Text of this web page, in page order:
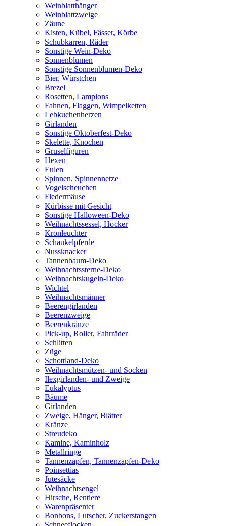
Weinblatthänger
Weinblattzweige
Zäune
Kisten, Kübel, Fässer, Körbe
Schubkarren, Räder
Sonstige Wein-Deko
Sonnenblumen
Sonstige Sonnenblumen-Deko
Bier, Würstchen
Brezel
Rosetten, Lampions
Fahnen, Flaggen, Wimpelketten
Lebkuchenherzen
Girlanden
Sonstige Oktoberfest-Deko
Skelette, Knochen
Gruselfiguren
Hexen
Eulen
Spinnen, Spinnennetze
Vogelscheuchen
Fledermäuse
Kürbisse mit Gesicht
Sonstige Halloween-Deko
Weihnachtssessel, Hocker
Kronleuchter
Schaukelpferde
Nussknacker
Tannenbaum-Deko
Weihnachtssterne-Deko
Weihnachtskugeln-Deko
Wichtel
Weihnachtsmänner
Beerengirlanden
Beerenzweige
Beerenkränze
Pick-up, Roller, Fahrräder
Schlitten
Züge
Schottland-Deko
Weihnachtsmützen- und Socken
Ilexgirlanden- und Zweige
Eukalyptus
Bäume
Girlanden
Zweige, Hänger, Blätter
Kränze
Streudeko
Kamine, Kaminholz
Metallringe
Tannenzapfen, Tannenzapfen-Deko
Poinsettias
Jutesäcke
Weihnachtsengel
Hirsche, Rentiere
Warenpräsenter
Bonbons, Lutscher, Zuckerstangen